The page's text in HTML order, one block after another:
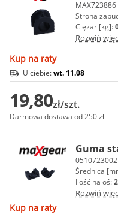
MAX723886
Strona
Ciężar [kg]:
Rozwiń
Kup na raty
U ciebie:wt. 11.08
19,80zł/szt.
Darmowa dostawa od 250 zł
Guma
0510723002
Średnica
Ilość na oś:2
Rozwiń
Kup na raty